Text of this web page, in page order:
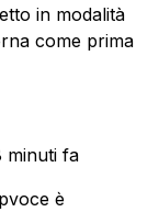
in modalità
come prima
minuti fa
è